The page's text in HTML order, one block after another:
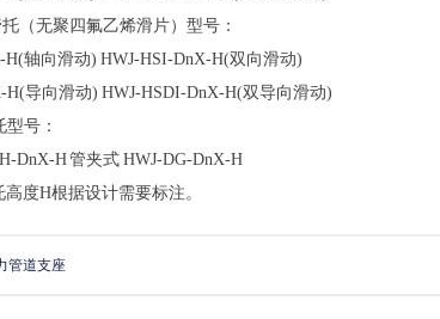
（无聚四氟乙烯滑片）型号：
H(轴向滑动) HWJ-HSI-DnX-H(双向滑动)
H(导向滑动) HWJ-HSDI-DnX-H(双导向滑动)
号：
DnX-H 管夹式 HWJ-DG-DnX-H
度H根据设计需要标注。
管道支座